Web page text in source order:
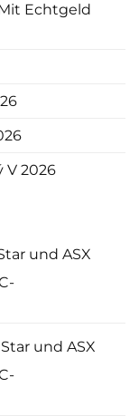
Echtgeld
V 2026
und ASX
und ASX